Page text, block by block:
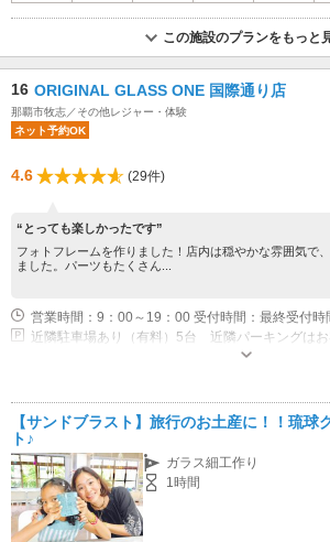
この施設のプランをもっと
16 ORIGINAL GLASS ONE 国際通り店
那覇市牧志／その他レジャー・体験
ネット予約OK
4.6 (29件)
“とっても楽しかったです”
フォトフレームを作りました！店内は穏やかな雰囲気で
ました。パーツもたくさん...
営業時間：9：00～19：00 受付時間：最終受付
【サンドブラスト】旅行のお土産に！！琉球
ト♪
ガラス細工作り
1時間